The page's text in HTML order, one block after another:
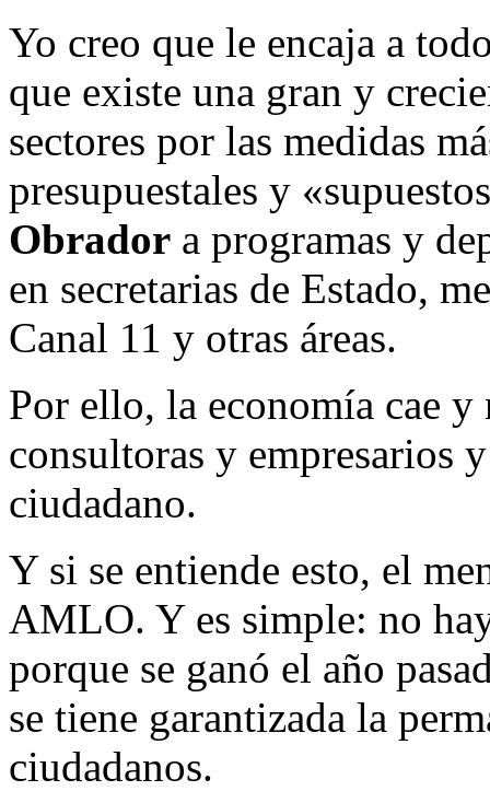
Yo creo que le encaja a
que existe una gran y
sectores por las medidas
presupuestales y
Obrador a programas y
en secretarias de Estado,
Canal 11 y otras áreas.
Por ello, la economía cae
consultoras y empresarios
ciudadano.
Y si se entiende esto, el
AMLO. Y es simple: no
porque se ganó el año
se tiene garantizada la
ciudadanos.